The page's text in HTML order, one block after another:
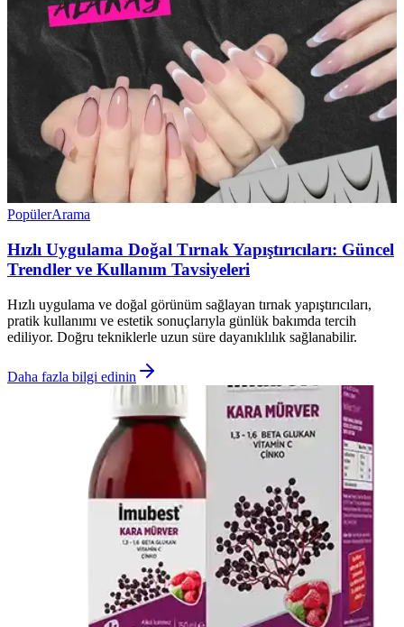
PopülerArama
Hızlı Uygulama Doğal Tırnak Yapıştırıcıları: Güncel
Trendler ve Kullanım Tavsiyeleri
Hızlı uygulama ve doğal görünüm sağlayan tırnak yapıştırıcıları,
pratik kullanımı ve estetik sonuçlarıyla günlük bakımda tercih
ediliyor. Doğru tekniklerle uzun süre dayanıklılık sağlanabilir.
Daha fazla bilgi edinin